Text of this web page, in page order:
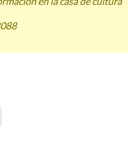
Repartidos los premios